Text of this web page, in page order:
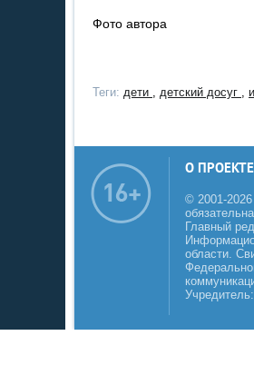
Фото автора
Теги: дети детский досуг
О ПРОЕКТЕ
© 2001-
Главный
области.